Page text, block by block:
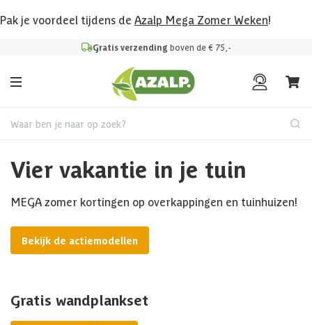
Pak je voordeel tijdens de Azalp Mega Zomer Weken!
Gratis verzending boven de € 75,-
Waar ben je naar op zoek?
Vier vakantie in je tuin
MEGA zomer kortingen op overkappingen en tuinhuizen!
Bekijk de actiemodellen
Gratis wandplankset